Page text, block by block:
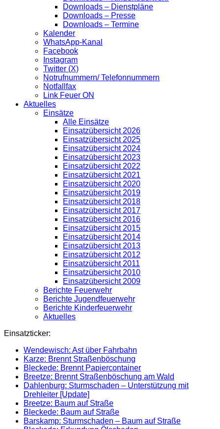
Downloads – Dienstpläne
Downloads – Presse
Downloads – Termine
Kalender
WhatsApp-Kanal
Facebook
Instagram
Twitter (X)
Notrufnummern/ Telefonnummern
Notfallfax
Link Feuer ON
Aktuelles
Einsätze
Alle Einsätze
Einsatzübersicht 2026
Einsatzübersicht 2025
Einsatzübersicht 2024
Einsatzübersicht 2023
Einsatzübersicht 2022
Einsatzübersicht 2021
Einsatzübersicht 2020
Einsatzübersicht 2019
Einsatzübersicht 2018
Einsatzübersicht 2017
Einsatzübersicht 2016
Einsatzübersicht 2015
Einsatzübersicht 2014
Einsatzübersicht 2013
Einsatzübersicht 2012
Einsatzübersicht 2011
Einsatzübersicht 2010
Einsatzübersicht 2009
Berichte Feuerwehr
Berichte Jugendfeuerwehr
Berichte Kinderfeuerwehr
Aktuelles
Einsatzticker:
Wendewisch: Ast über Fahrbahn
Karze: Brennt Straßenböschung
Bleckede: Brennt Papiercontainer
Breetze: Brennt Straßenböschung am Wald
Dahlenburg: Sturmschaden – Unterstützung mit
Drehleiter [Update]
Breetze: Baum auf Straße
Bleckede: Baum auf Straße
Barskamp: Sturmschaden – Baum auf Straße